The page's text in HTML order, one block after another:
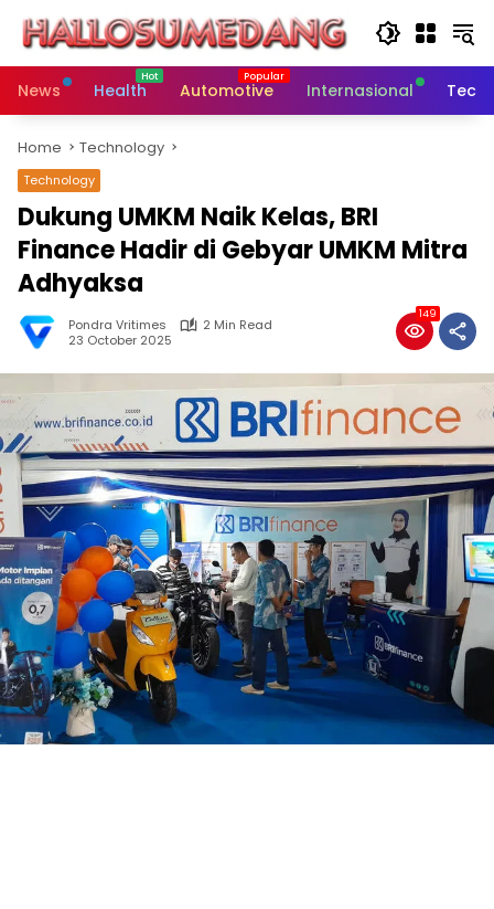
content
News
Health Automotive Internasional
Home Technology
Technology
Dukung UMKM Naik Kelas, BRI
Finance Hadir di Gebyar UMKM Mitra
Adhyaksa
Pondra Vritimes
2 Min Read
23 October 2025
149